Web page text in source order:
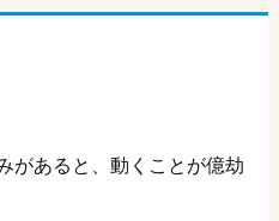
があると、動くことが億劫